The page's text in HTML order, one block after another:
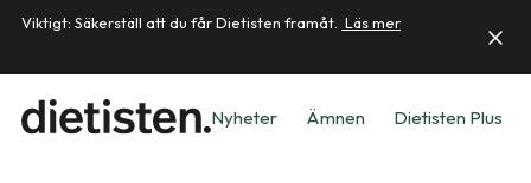
Viktigt: Säkerställ att du får Dietisten framåt. Läs mer
Nyheter Ämnen Dietisten Plus